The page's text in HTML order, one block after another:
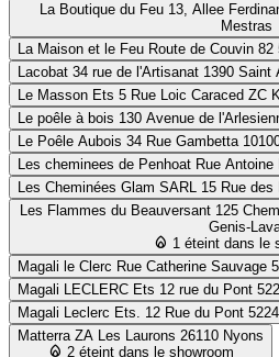
La Boutique du Feu 13, Allee Ferdinand du
Mestras
La Maison et le Feu
Lacobat
34 rue de
Le Masson Ets
Le poêle à bois
Le Poêle Aubois
Les cheminees de Penhoat
Les Cheminées Glam SARL
Les Flammes du Beauversant 125 Chem.
Genis-
1 éteint dans le
Magali le Clerc
Magali LECLERC Ets
Magali Leclerc Ets.
Matterra
ZA Les Laurons 26110 Nyons
2 éteint dans le showroom